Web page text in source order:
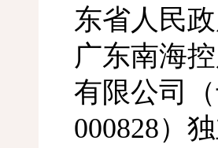
东省人民
广东南海
有限公司
000828）